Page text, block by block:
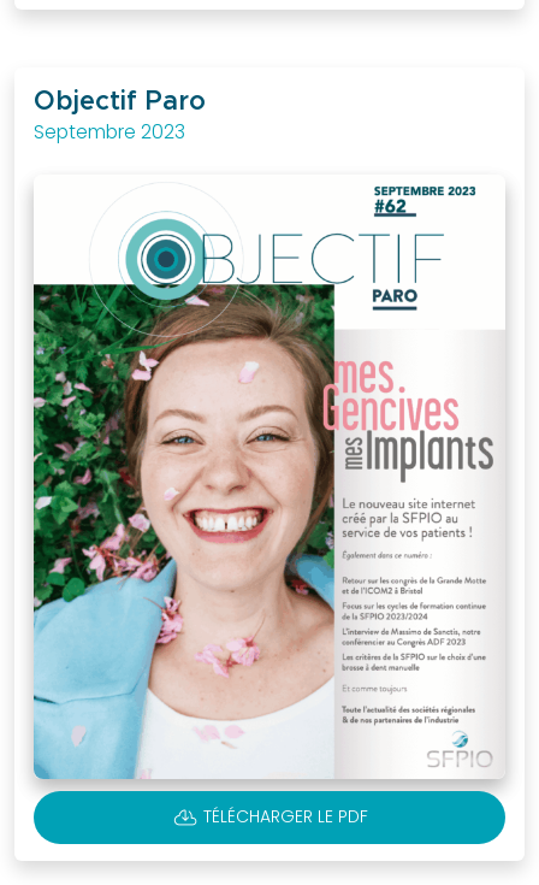
Objectif Paro
Septembre 2023
CLOUD_DOWNLOAD TÉLÉCHARGER LE PDF